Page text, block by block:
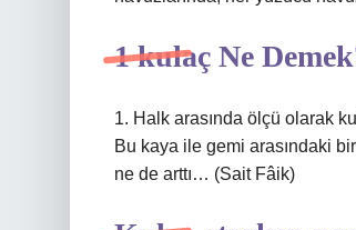
1 kulaç Ne
1. Halk arasında ölçü olarak
Bu kaya ile gemi arasındaki
ne de arttı… (Sait Fâik)